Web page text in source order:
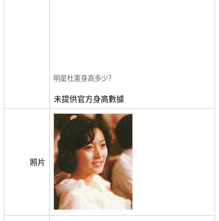
明星杜憲身高多少？
未提供官方身高數據
照片